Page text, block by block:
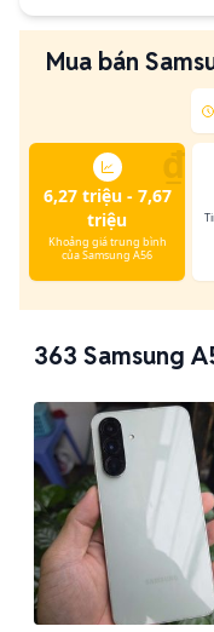
Mua bán
₫
6,27 triệu - 7,67
triệu
Khoảng giá trung bình
của Samsung A56
363 Samsung